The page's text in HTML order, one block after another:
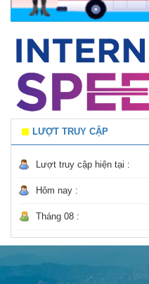
LƯỢT TRUY CẬP
Lượt truy cập hiện tại :
Hôm nay :
Tháng 08 :